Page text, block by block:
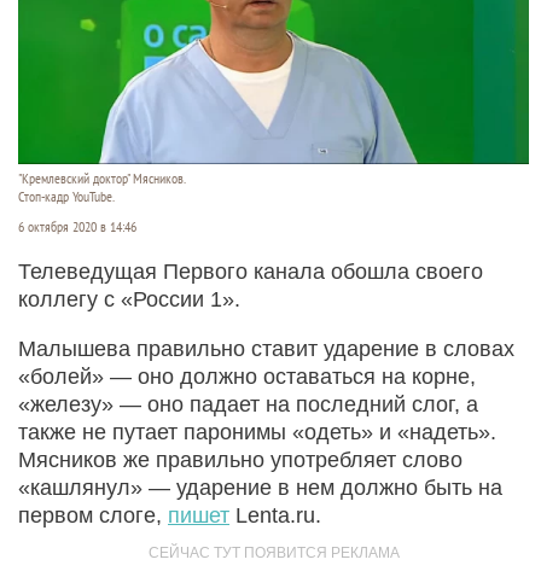
"Кремлевский доктор" Мясников.
Стоп-кадр YouTube.
6 октября 2020 в 14:46
Телеведущая Первого канала обошла своего
коллегу с «России 1».
Малышева правильно ставит ударение в словах
«болей» — оно должно оставаться на корне,
«железу» — оно падает на последний слог, а
также не путает паронимы «одеть» и «надеть».
Мясников же правильно употребляет слово
«кашлянул» — ударение в нем должно быть на
первом слоге, пишет Lenta.ru.